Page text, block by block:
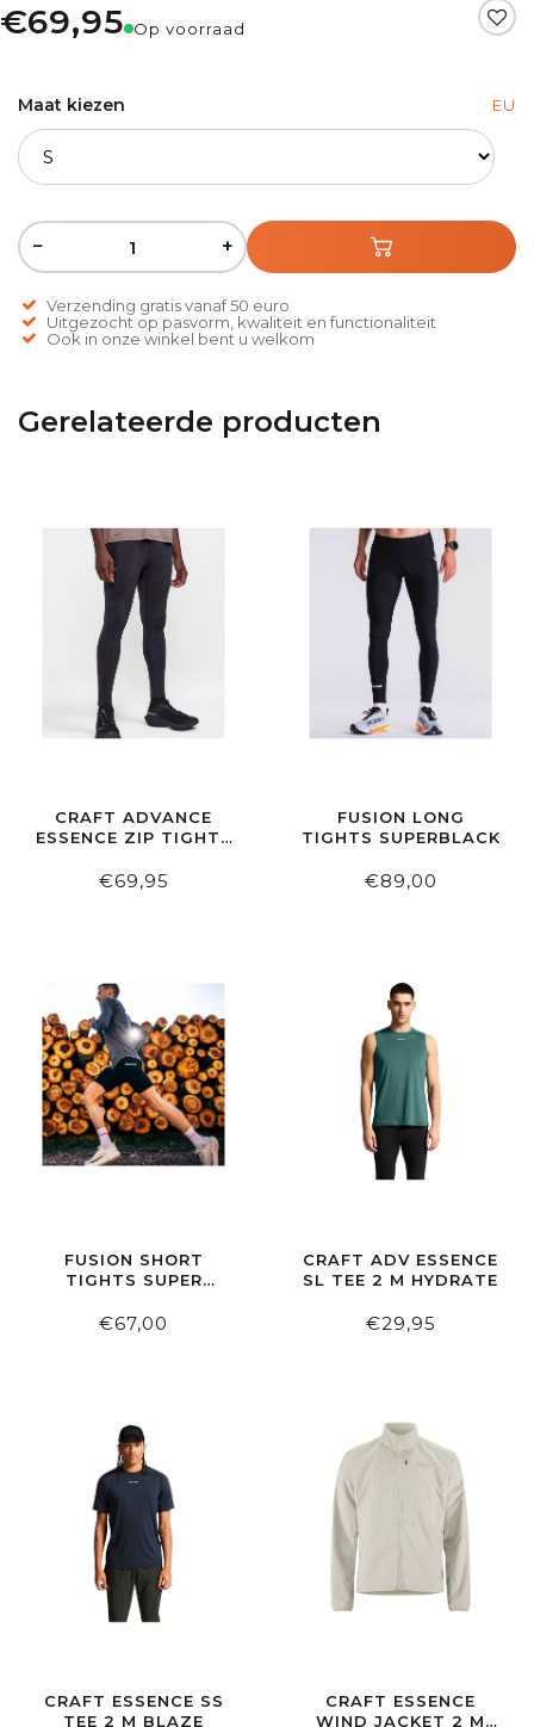
€69,95 Op voorraad
Maat kiezen EU
− +
Verzending gratis vanaf 50 euro
Uitgezocht op pasvorm, kwaliteit en functionaliteit
Ook in onze winkel bent u welkom
Gerelateerde producten
CRAFT ADVANCE
ESSENCE ZIP TIGHTS
€69,95
FUSION LONG
TIGHTS SUPERBLACK
€89,00
FUSION SHORT
TIGHTS SUPER
€67,00
CRAFT ADV ESSENCE
SL TEE 2 M HYDRATE
€29,95
CRAFT ESSENCE SS
TEE 2 M BLAZE
CRAFT ESSENCE
WIND JACKET 2 M